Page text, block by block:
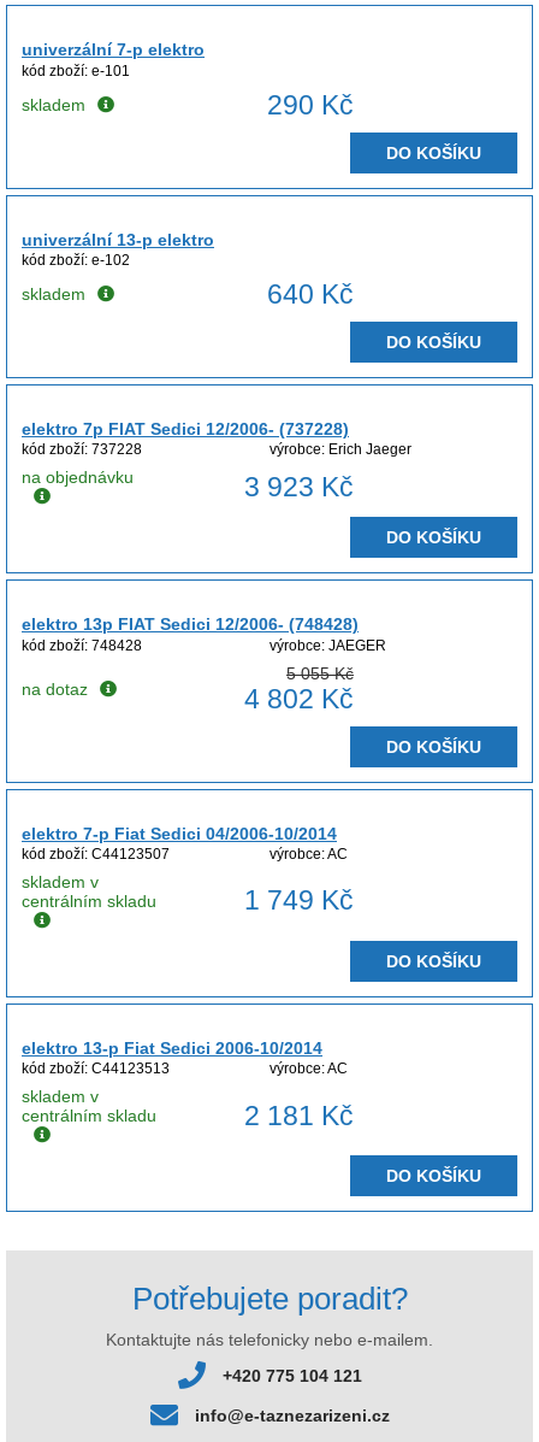
univerzální 7-p elektro
kód zboží: e-101
skladem 290 Kč
DO KOŠÍKU
univerzální 13-p elektro
kód zboží: e-102
skladem 640 Kč
DO KOŠÍKU
elektro 7p FIAT Sedici 12/2006- (737228)
kód zboží: 737228 výrobce: Erich Jaeger
na objednávku 3 923 Kč
DO KOŠÍKU
elektro 13p FIAT Sedici 12/2006- (748428)
kód zboží: 748428 výrobce: JAEGER
na dotaz
5 055 Kč
4 802 Kč
DO KOŠÍKU
elektro 7-p Fiat Sedici 04/2006-10/2014
kód zboží: C44123507 výrobce: AC
skladem v
centrálním skladu
1 749 Kč
DO KOŠÍKU
elektro 13-p Fiat Sedici 2006-10/2014
kód zboží: C44123513 výrobce: AC
skladem v
centrálním skladu
2 181 Kč
DO KOŠÍKU
Potřebujete poradit?
Kontaktujte nás telefonicky nebo e-mailem.
+420 775 104 121
info@e-taznezarizeni.cz